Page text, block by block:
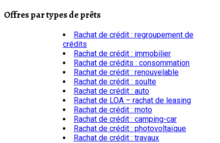
Offres par types de prêts
Rachat de crédit : regroupement de
crédits
Rachat de crédit : immobilier
Rachat de crédits : consommation
Rachat de crédit : renouvelable
Rachat de crédit : soulte
Rachat de crédit : auto
Rachat de LOA – rachat de leasing
Rachat de crédit : moto
Rachat de crédit : camping-car
Rachat de crédit : photovoltaïque
Rachat de crédit : travaux